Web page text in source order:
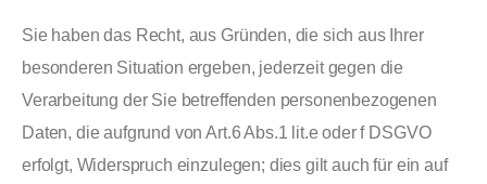
Sie haben das Recht, aus Gründen, die sich aus Ihrer
besonderen Situation ergeben, jederzeit gegen die
Verarbeitung der Sie betreffenden personenbezogenen
Daten, die aufgrund von Art.6 Abs.1 lit.e oder f DSGVO
erfolgt, Widerspruch einzulegen; dies gilt auch für ein auf